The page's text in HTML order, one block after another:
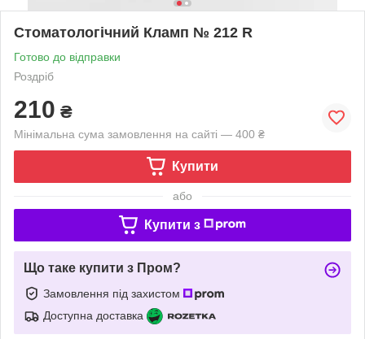
Стоматологічний Кламп № 212 R
Готово до відправки
Роздріб
210 ₴
Мінімальна сума замовлення на сайті — 400 ₴
Купити
або
Купити з
Що таке купити з Пром?
Замовлення під захистом
Доступна доставка